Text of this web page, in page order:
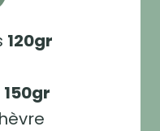
120gr
150gr